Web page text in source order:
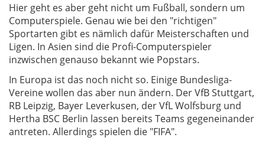
Hier geht es aber geht nicht um Fußball, sondern um
Computerspiele. Genau wie bei den "richtigen"
Sportarten gibt es nämlich dafür Meisterschaften und
Ligen. In Asien sind die Profi-Computerspieler
inzwischen genauso bekannt wie Popstars.
In Europa ist das noch nicht so. Einige Bundesliga-
Vereine wollen das aber nun ändern. Der VfB Stuttgart,
RB Leipzig, Bayer Leverkusen, der VfL Wolfsburg und
Hertha BSC Berlin lassen bereits Teams gegeneinander
antreten. Allerdings spielen die "FIFA".